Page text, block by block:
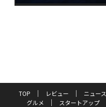
TOP レビュー ニュース
グルメ
スタートアップ